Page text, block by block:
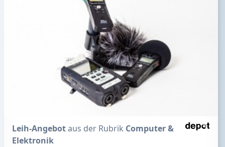
Leih-Angebotaus der Rubrik Computer &
Elektronik